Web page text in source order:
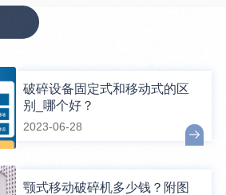
破碎设备固定式和移动式的区
别_哪个好？
2023-06-28
颚式移动破碎机多少钱？附图